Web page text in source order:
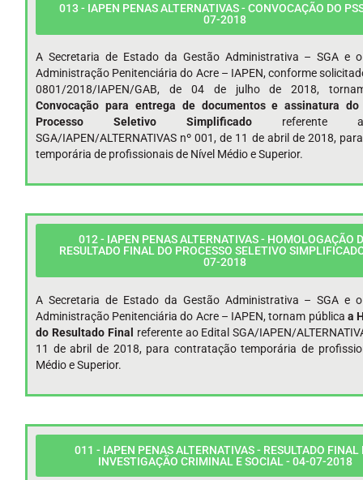
013 - IAPEN PENAS ALTERNATIVAS - CONVOCAÇÃO DO
07-2018
A Secretaria de Estado da Gestão Administrativa – SGA e
Administração Penitenciária do Acre – IAPEN, conforme
0801/2018/IAPEN/GAB, de 04 de julho de 2018,
Convocação para entrega de documentos e assinatura
Processo Seletivo Simplificado referente
SGA/IAPEN/ALTERNATIVAS nº 001, de 11 de abril de 2018,
temporária de profissionais de Nível Médio e Superior.
012 - IAPEN PENAS ALTERNATIVAS - HOMOLOGAÇÃO
RESULTADO FINAL DO PROCESSO SELETIVO
07-2018
A Secretaria de Estado da Gestão Administrativa – SGA e
Administração Penitenciária do Acre – IAPEN, tornam pública a
do Resultado Final referente ao Edital SGA/IAPEN/
11 de abril de 2018, para contratação temporária de
Médio e Superior.
011 - IAPEN PENAS ALTERNATIVAS - RESULTADO FINAL
INVESTIGAÇÃO CRIMINAL E SOCIAL - 04-07-2018